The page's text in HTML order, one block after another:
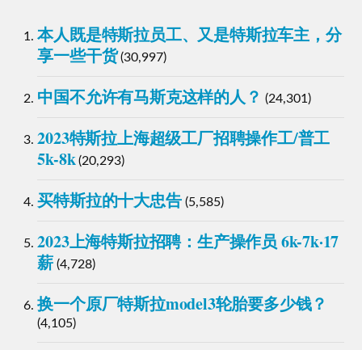
本人既是特斯拉员工、又是特斯拉车主，分
享一些干货 (30,997)
中国不允许有马斯克这样的人？ (24,301)
2023特斯拉上海超级工厂招聘操作工/普工
5k-8k (20,293)
买特斯拉的十大忠告 (5,585)
2023上海特斯拉招聘：生产操作员 6k-7k·17
薪 (4,728)
换一个原厂特斯拉model3轮胎要多少钱？
(4,105)